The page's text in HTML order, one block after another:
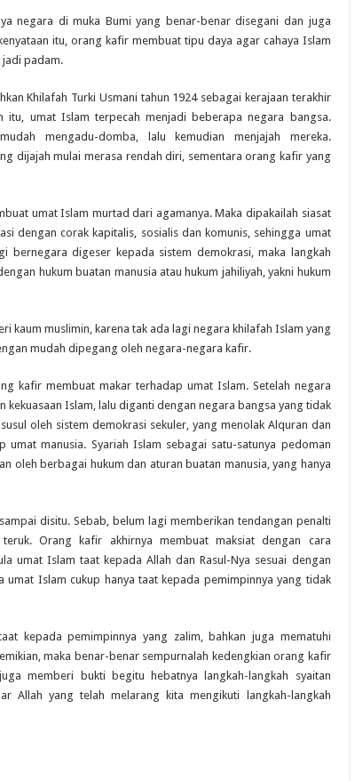
negara di muka Bumi yang benar-benar disegani dan juga
itu, orang kafir membuat tipu daya agar cahaya Islam
padam.
Khilafah Turki Usmani tahun 1924 sebagai kerajaan terakhir
itu, umat Islam terpecah menjadi beberapa negara bangsa.
mengadu-domba, lalu kemudian menjajah mereka.
dijajah mulai merasa rendah diri, sementara orang kafir yang
umat Islam murtad dari agamanya. Maka dipakailah siasat
dengan corak kapitalis, sosialis dan komunis, sehingga umat
bernegara digeser kepada sistem demokrasi, maka langkah
hukum buatan manusia atau hukum jahiliyah, yakni hukum
kaum muslimin, karena tak ada lagi negara khilafah Islam yang
mudah dipegang oleh negara-negara kafir.
kafir membuat makar terhadap umat Islam. Setelah negara
kekuasaan Islam, lalu diganti dengan negara bangsa yang tidak
oleh sistem demokrasi sekuler, yang menolak Alquran dan
umat manusia. Syariah Islam sebagai satu-satunya pedoman
oleh berbagai hukum dan aturan buatan manusia, yang hanya
disitu. Sebab, belum lagi memberikan tendangan penalti
Orang kafir akhirnya membuat maksiat dengan cara
umat Islam taat kepada Allah dan Rasul-Nya sesuai dengan
umat Islam cukup hanya taat kepada pemimpinnya yang tidak
kepada pemimpinnya yang zalim, bahkan juga mematuhi
,maka benar-benar sempurnalah kedengkian orang kafir
memberi bukti begitu hebatnya langkah-langkah syaitan
Allah yang telah melarang kita mengikuti langkah-langkah